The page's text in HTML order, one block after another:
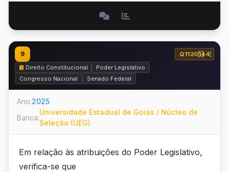
9
Q1120144
Direito Constitucional
Poder Legislativo
Congresso Nacional
Senado Federal
Ano:2025
Banca:
Universidade Estadual de Goiás / Núcleo de
Seleção (UEG)
Em relação às atribuições do Poder Legislativo,
verifica-se que